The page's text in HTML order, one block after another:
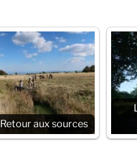
Retour aux sources